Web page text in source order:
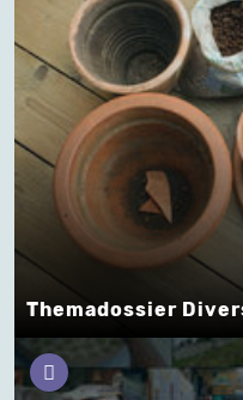
Themadossier